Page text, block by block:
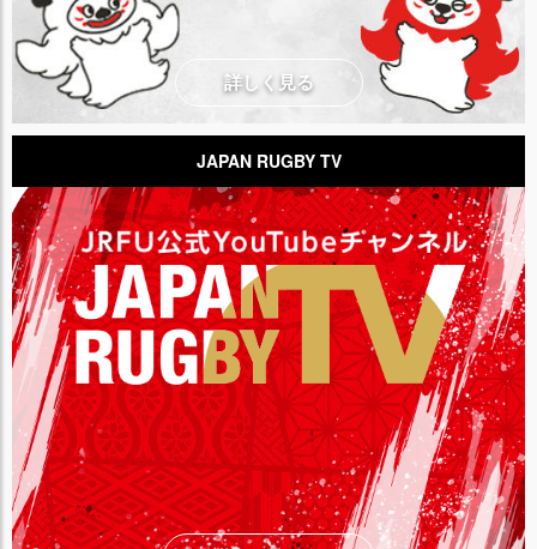
詳しく見る
JAPAN RUGBY TV